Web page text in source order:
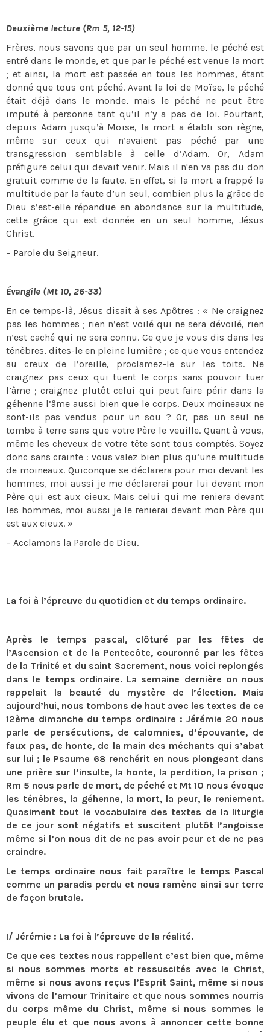
Deuxième lecture (Rm 5, 12-15)
Frères, nous savons que par un seul homme, le péché est
entré dans le monde, et que par le péché est venue la mort
; et ainsi, la mort est passée en tous les hommes, étant
donné que tous ont péché. Avant la loi de Moïse, le péché
était déjà dans le monde, mais le péché ne peut être
imputé à personne tant qu’il n’y a pas de loi. Pourtant,
depuis Adam jusqu’à Moïse, la mort a établi son règne,
même sur ceux qui n’avaient pas péché par une
transgression semblable à celle d’Adam. Or, Adam
préfigure celui qui devait venir. Mais il n'en va pas du don
gratuit comme de la faute. En effet, si la mort a frappé la
multitude par la faute d’un seul, combien plus la grâce de
Dieu s’est-elle répandue en abondance sur la multitude,
cette grâce qui est donnée en un seul homme, Jésus
Christ.
– Parole du Seigneur.
Évangile (Mt 10, 26-33)
En ce temps-là, Jésus disait à ses Apôtres : « Ne craignez
pas les hommes ; rien n’est voilé qui ne sera dévoilé, rien
n’est caché qui ne sera connu. Ce que je vous dis dans les
ténèbres, dites-le en pleine lumière ; ce que vous entendez
au creux de l’oreille, proclamez-le sur les toits. Ne
craignez pas ceux qui tuent le corps sans pouvoir tuer
l’âme ; craignez plutôt celui qui peut faire périr dans la
géhenne l’âme aussi bien que le corps. Deux moineaux ne
sont-ils pas vendus pour un sou ? Or, pas un seul ne
tombe à terre sans que votre Père le veuille. Quant à vous,
même les cheveux de votre tête sont tous comptés. Soyez
donc sans crainte : vous valez bien plus qu’une multitude
de moineaux. Quiconque se déclarera pour moi devant les
hommes, moi aussi je me déclarerai pour lui devant mon
Père qui est aux cieux. Mais celui qui me reniera devant
les hommes, moi aussi je le renierai devant mon Père qui
est aux cieux. »
– Acclamons la Parole de Dieu.
La foi à l’épreuve du quotidien et du temps ordinaire.
Après le temps pascal, clôturé par les fêtes de
l’Ascension et de la Pentecôte, couronné par les fêtes
de la Trinité et du saint Sacrement, nous voici replongés
dans le temps ordinaire. La semaine dernière on nous
rappelait la beauté du mystère de l’élection. Mais
aujourd’hui, nous tombons de haut avec les textes de ce
12ème dimanche du temps ordinaire : Jérémie 20 nous
parle de persécutions, de calomnies, d’épouvante, de
faux pas, de honte, de la main des méchants qui s’abat
sur lui ; le Psaume 68 renchérit en nous plongeant dans
une prière sur l’insulte, la honte, la perdition, la prison ;
Rm 5 nous parle de mort, de péché et Mt 10 nous évoque
les ténèbres, la géhenne, la mort, la peur, le reniement.
Quasiment tout le vocabulaire des textes de la liturgie
de ce jour sont négatifs et suscitent plutôt l’angoisse
même si l’on nous dit de ne pas avoir peur et de ne pas
craindre.
Le temps ordinaire nous fait paraître le temps Pascal
comme un paradis perdu et nous ramène ainsi sur terre
de façon brutale.
I/ Jérémie : La foi à l’épreuve de la réalité.
Ce que ces textes nous rappellent c’est bien que, même
si nous sommes morts et ressuscités avec le Christ,
même si nous avons reçus l’Esprit Saint, même si nous
vivons de l’amour Trinitaire et que nous sommes nourris
du corps même du Christ, même si nous sommes le
peuple élu et que nous avons à annoncer cette bonne